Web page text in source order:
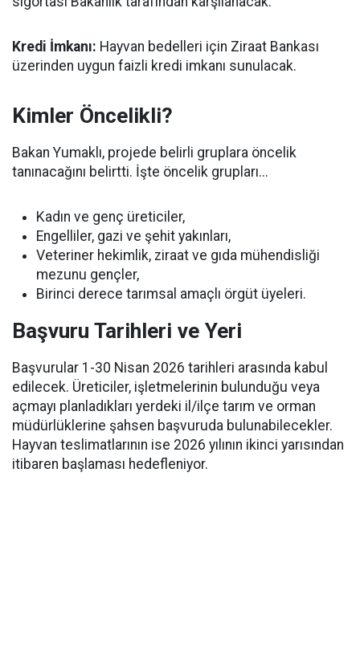
Kredi İmkanı: Hayvan bedelleri için Ziraat Bankası
üzerinden uygun faizli kredi imkanı sunulacak.
Kimler Öncelikli?
Bakan Yumaklı, projede belirli gruplara öncelik
tanınacağını belirtti. İşte öncelik grupları...
Kadın ve genç üreticiler,
Engelliler, gazi ve şehit yakınları,
Veteriner hekimlik, ziraat ve gıda mühendisliği
mezunu gençler,
Birinci derece tarımsal amaçlı örgüt üyeleri.
Başvuru Tarihleri ve Yeri
Başvurular 1-30 Nisan 2026 tarihleri arasında kabul
edilecek. Üreticiler, işletmelerinin bulunduğu veya
açmayı planladıkları yerdeki il/ilçe tarım ve orman
müdürlüklerine şahsen başvuruda bulunabilecekler.
Hayvan teslimatlarının ise 2026 yılının ikinci yarısından
itibaren başlaması hedefleniyor.